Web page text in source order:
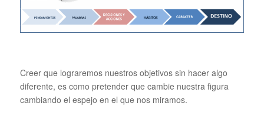
Creer que lograremos nuestros objetivos sin hacer algo
diferente, es como pretender que cambie nuestra figura
cambiando el espejo en el que nos miramos.